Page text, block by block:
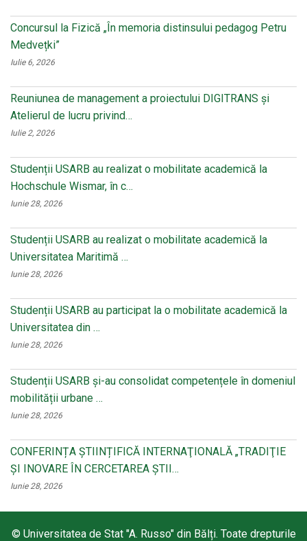
Concursul la Fizică „În memoria distinsului pedagog Petru
Medvețki”
Iulie 6, 2026
Reuniunea de management a proiectului DIGITRANS și
Atelierul de lucru privind…
Iulie 2, 2026
Studenții USARB au realizat o mobilitate academică la
Hochschule Wismar, în c…
Iunie 28, 2026
Studenții USARB au realizat o mobilitate academică la
Universitatea Maritimă …
Iunie 28, 2026
Studenții USARB au participat la o mobilitate academică la
Universitatea din …
Iunie 28, 2026
Studenții USARB și-au consolidat competențele în domeniul
mobilității urbane …
Iunie 28, 2026
CONFERINȚA ȘTIINȚIFICĂ INTERNAŢIONALĂ „TRADIŢIE
ŞI INOVARE ÎN CERCETAREA ŞTII…
Iunie 28, 2026
© Universitatea de Stat "A. Russo" din Bălți. Toate drepturile